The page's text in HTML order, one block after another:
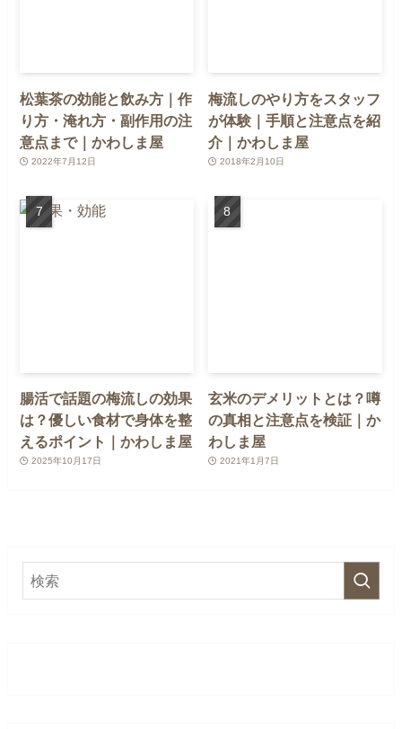
松葉茶の効能と飲み方｜作
り方・淹れ方・副作用の注
意点まで｜かわしま屋
2022年7月12日
梅流しのやり方をスタッフ
が体験｜手順と注意点を紹
介｜かわしま屋
2018年2月10日
腸活で話題の梅流しの効果
は？優しい食材で身体を整
えるポイント｜かわしま屋
2025年10月17日
玄米のデメリットとは？噂
の真相と注意点を検証｜か
わしま屋
2021年1月7日